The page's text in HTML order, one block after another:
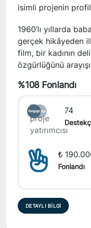
1960’lı yıllarda
gerçek hikâyeden
film, bir kadının
özgürlüğünü
%108 Fonlandı
74
₺
Fonlandı
DETAYLI BİLGİ